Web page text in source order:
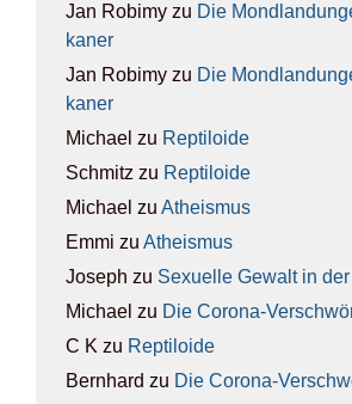
Jan Robimy zu Die
ka­ner
Jan Robimy zu Die
ka­ner
Michael zu Rep­ti­lo­ide
Schmitz zu Rep­ti­lo­ide
Michael zu Athe­is­mus
Emmi zu Athe­is­mus
Joseph zu Sexu­el­le Gewalt in
Michael zu Die Coro­na-
C K zu Rep­ti­lo­ide
Bernhard zu Die Coro­na-